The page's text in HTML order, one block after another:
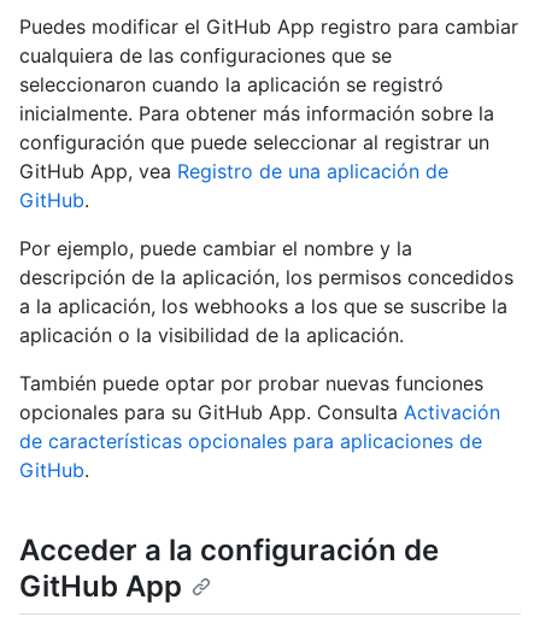
Puedes modificar el GitHub App registro para cambiar
cualquiera de las configuraciones que se
seleccionaron cuando la aplicación se registró
inicialmente. Para obtener más información sobre la
configuración que puede seleccionar al registrar un
GitHub App, vea Registro de una aplicación de
GitHub.
Por ejemplo, puede cambiar el nombre y la
descripción de la aplicación, los permisos concedidos
a la aplicación, los webhooks a los que se suscribe la
aplicación o la visibilidad de la aplicación.
También puede optar por probar nuevas funciones
opcionales para su GitHub App. Consulta Activación
de características opcionales para aplicaciones de
GitHub.
Acceder a la configuración de
GitHub App